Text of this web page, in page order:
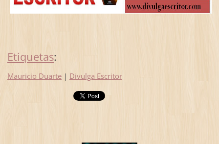
Etiquetas:
Mauricio Duarte | Divulga Escritor